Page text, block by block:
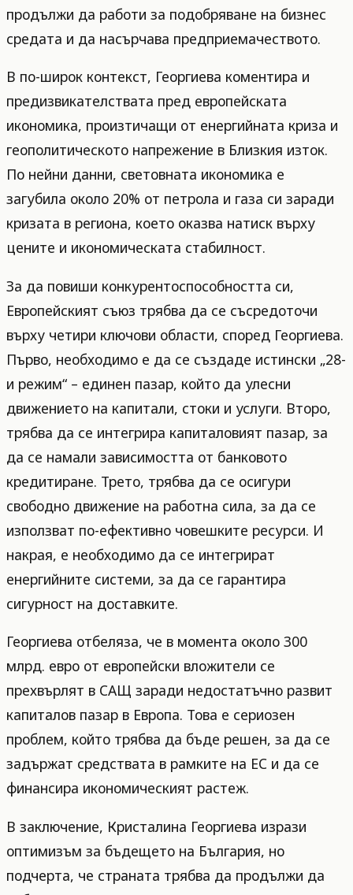
продължи да работи за подобряване на бизнес
средата и да насърчава предприемачеството.
В по-широк контекст, Георгиева коментира и
предизвикателствата пред европейската
икономика, произтичащи от енергийната криза и
геополитическото напрежение в Близкия изток.
По нейни данни, световната икономика е
загубила около 20% от петрола и газа си заради
кризата в региона, което оказва натиск върху
цените и икономическата стабилност.
За да повиши конкурентоспособността си,
Европейският съюз трябва да се съсредоточи
върху четири ключови области, според Георгиева.
Първо, необходимо е да се създаде истински „28-
и режим“ – единен пазар, който да улесни
движението на капитали, стоки и услуги. Второ,
трябва да се интегрира капиталовият пазар, за
да се намали зависимостта от банковото
кредитиране. Трето, трябва да се осигури
свободно движение на работна сила, за да се
използват по-ефективно човешките ресурси. И
накрая, е необходимо да се интегрират
енергийните системи, за да се гарантира
сигурност на доставките.
Георгиева отбеляза, че в момента около 300
млрд. евро от европейски вложители се
прехвърлят в САЩ заради недостатъчно развит
капиталов пазар в Европа. Това е сериозен
проблем, който трябва да бъде решен, за да се
задържат средствата в рамките на ЕС и да се
финансира икономическият растеж.
В заключение, Кристалина Георгиева изрази
оптимизъм за бъдещето на България, но
подчерта, че страната трябва да продължи да